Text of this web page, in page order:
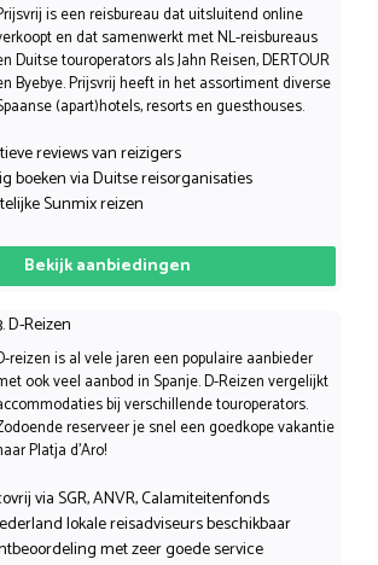
is een reisbureau dat uitsluitend online
en dat samenwerkt met NL-reisbureaus
Duitse touroperators als Jahn Reisen, DERTOUR
Byebye. Prijsvrij heeft in het assortiment diverse
(apart)hotels, resorts en guesthouses.
reviews van reizigers
boeken via Duitse reisorganisaties
Sunmix reizen
Bekijk aanbiedingen
D-Reizen
reizen is al vele jaren een populaire aanbieder
ook veel aanbod in Spanje. D-Reizen vergelijkt
bij verschillende touroperators.
reserveer je snel een goedkope vakantie
Platja d’Aro!
via SGR, ANVR, Calamiteitenfonds
lokale reisadviseurs beschikbaar
met zeer goede service